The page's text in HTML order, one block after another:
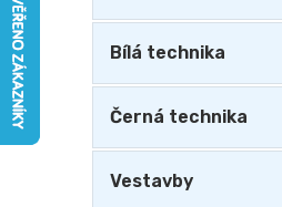
a
n
a
Bílá technika
Černá technika
Vestavby